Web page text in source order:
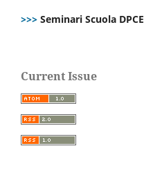
>>> Seminari Scuola DPCE
Current Issue